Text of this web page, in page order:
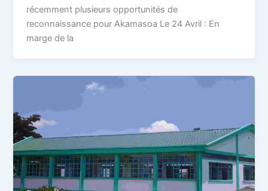
récemment plusieurs opportunités de
reconnaissance pour Akamasoa Le 24 Avril : En
marge de la